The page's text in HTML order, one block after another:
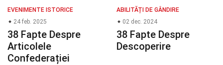
EVENIMENTE ISTORICE
24 feb. 2025
38 Fapte Despre
Articolele
Confederației
ABILITĂȚI DE GÂNDIRE
02 dec. 2024
38 Fapte Despre
Descoperire